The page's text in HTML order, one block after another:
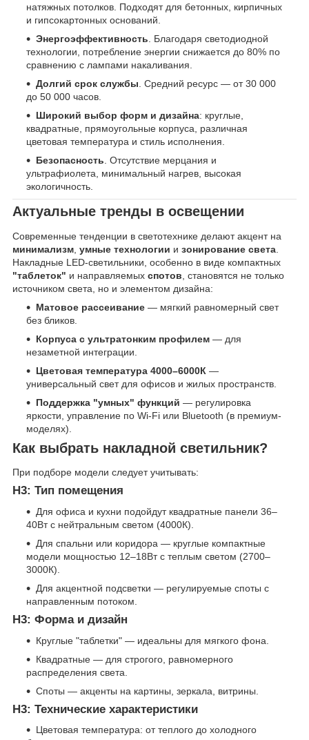
натяжных потолков. Подходят для бетонных, кирпичных
и гипсокартонных оснований.
Энергоэффективность . Благодаря светодиодной
технологии, потребление энергии снижается до 80% по
сравнению с лампами накаливания.
Долгий срок службы . Средний ресурс — от 30 000
до 50 000 часов.
Широкий выбор форм и дизайна: круглые,
квадратные, прямоугольные корпуса, различная
цветовая температура и стиль исполнения.
Безопасность . Отсутствие мерцания и
ультрафиолета, минимальный нагрев, высокая
экологичность.
Актуальные тренды в освещении
Современные тенденции в светотехнике делают акцент на
минимализм умные технологии и зонирование света
Накладные LED-светильники, особенно в виде компактных
"таблеток" и направляемых спотов , становятся не только
источником света, но и элементом дизайна:
Матовое рассеивание — мягкий равномерный свет
без бликов.
Корпуса с ультратонким профилем — для
незаметной интеграции.
Цветовая температура 4000–6000К —
универсальный свет для офисов и жилых пространств.
Поддержка "умных" функций — регулировка
яркости, управление по Wi-Fi или Bluetooth (в премиум-
моделях).
Как выбрать накладной светильник?
При подборе модели следует учитывать:
H3: Тип помещения
Для офиса и кухни подойдут квадратные панели 36–
40Вт с нейтральным светом (4000К).
Для спальни или коридора — круглые компактные
модели мощностью 12–18Вт с теплым светом (2700–
3000К).
Для акцентной подсветки — регулируемые споты с
направленным потоком.
H3: Форма и дизайн
Круглые "таблетки" — идеальны для мягкого фона.
Квадратные — для строгого, равномерного
распределения света.
Споты — акценты на картины, зеркала, витрины.
H3: Технические характеристики
Цветовая температура: от теплого до холодного